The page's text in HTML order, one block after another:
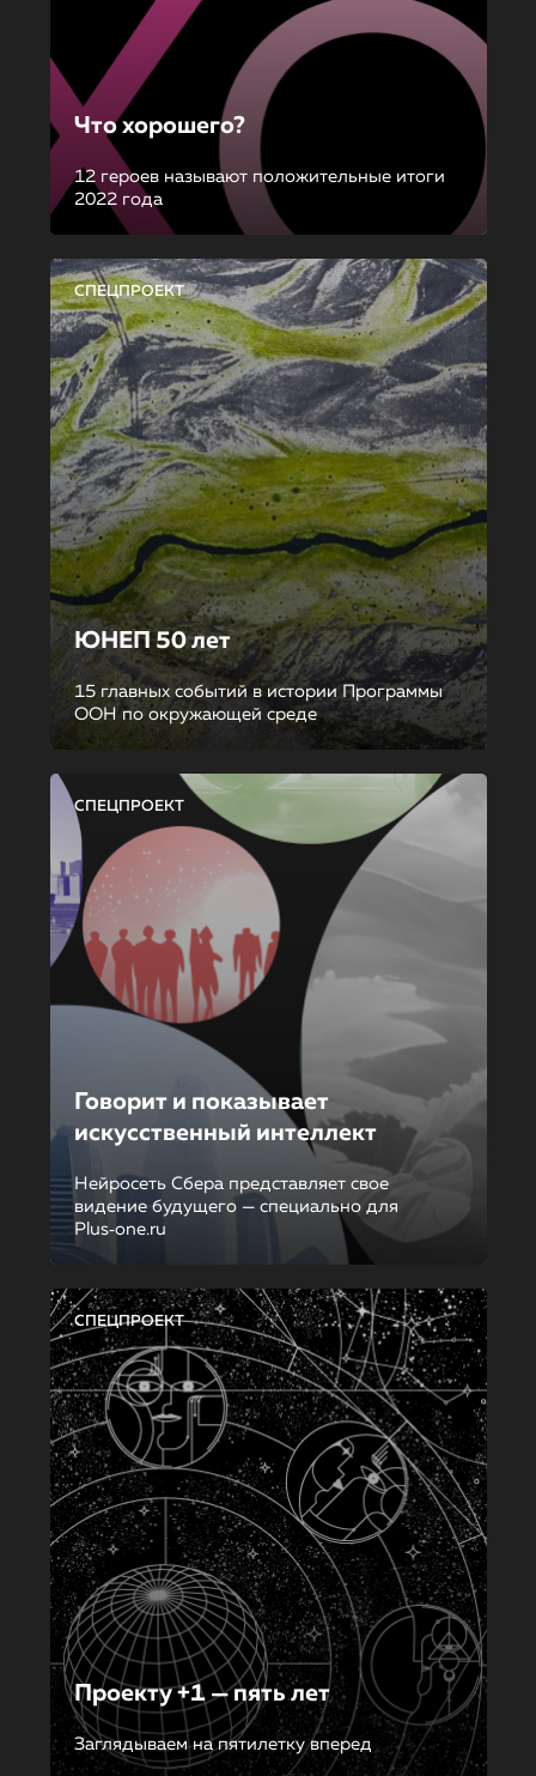
Что хорошего?
12 героев называют положительные итоги
2022 года
СПЕЦПРОЕКТ
ЮНЕП 50 лет
15 главных событий в истории Программы
ООН по окружающей среде
СПЕЦПРОЕКТ
Говорит и показывает
искусственный интеллект
Нейросеть Сбера представляет свое
видение будущего — специально для
Plus‑one.ru
СПЕЦПРОЕКТ
Проекту +1 — пять лет
Заглядываем на пятилетку вперед